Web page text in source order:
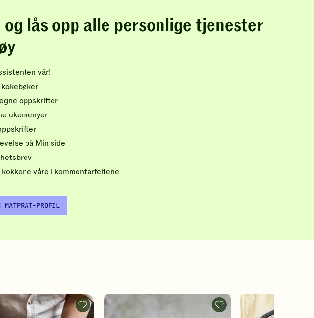
og lås opp alle personlige tjenester
vår!
oppskrifter
ukemenyer
på Min side
kokkene våre i kommentarfeltene
MATPRAT-PROFIL
Pizzadeig
-
Ripsgelé
-